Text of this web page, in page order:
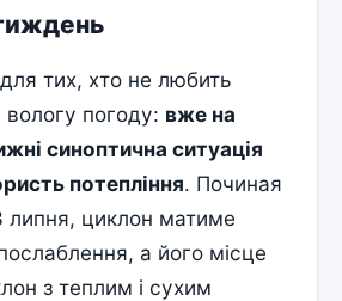
тих, хто не любить
погоду: вже на
синоптична ситуація
потепління. Починая
липня, циклон матиме
а його місце
з теплим i сухим